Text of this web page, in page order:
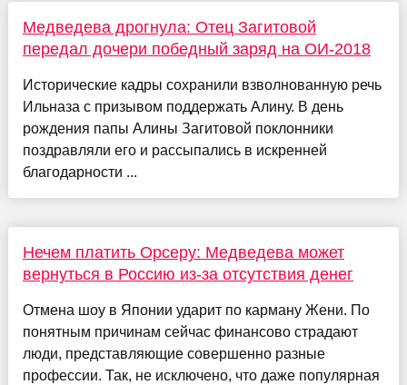
Медведева дрогнула: Отец Загитовой
передал дочери победный заряд на ОИ-2018
Исторические кадры сохранили взволнованную речь
Ильназа с призывом поддержать Алину. В день
рождения папы Алины Загитовой поклонники
поздравляли его и рассыпались в искренней
благодарности ...
Нечем платить Орсеру: Медведева может
вернуться в Россию из-за отсутствия денег
Отмена шоу в Японии ударит по карману Жени. По
понятным причинам сейчас финансово страдают
люди, представляющие совершенно разные
профессии. Так, не исключено, что даже популярная